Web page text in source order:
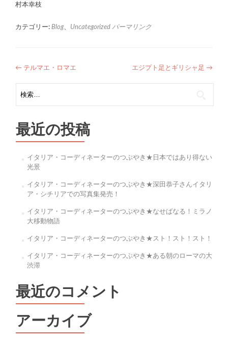
村本幸枝
カテゴリー: Blog、 Uncategorized パーマリンク
投
稿
ナ
ビ
ゲ
ー
ョ
ン
← テルマエ・ロマエ エジプト足とギリシャ足 →
索:
最近の投稿
イタリア・コーディネーターのつぶやき★日本ではあり得ない
光景
イタリア・コーディネーターのつぶやき★深田恭子さんイタリ
ア・シチリアでの写真集発売！
イタリア・コーディネーターのつぶやき★なせばなる！ミラノ
大移動物語
イタリア・コーディネーターのつぶやき★スト！スト！スト！
イタリア・コーディネーターのつぶやき★ある朝のローマの大
渋滞
最近のコメント
アーカイブ